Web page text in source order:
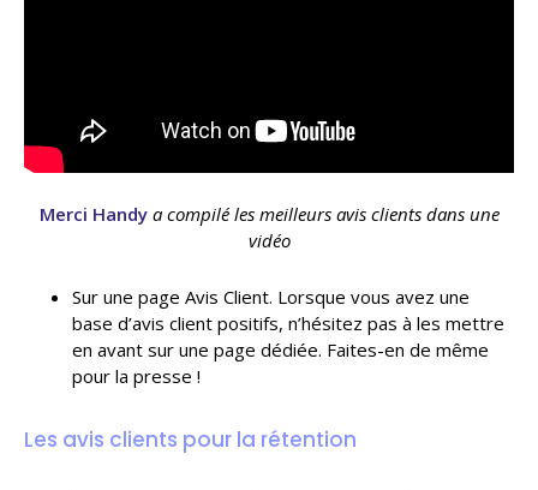
Merci Handya compilé les meilleurs avis clients dans une
vidéo
Sur une page Avis Client. Lorsque vous avez une
base d’avis client positifs, n’hésitez pas à les mettre
en avant sur une page dédiée. Faites-en de même
pour la presse !
Les avis clients pour la rétention